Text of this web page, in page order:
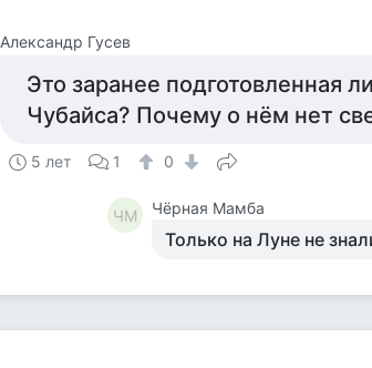
Александр Гусев
Это заранее подготовленная
Чубайса? Почему о нём нет
5 лет 1 0
ЧМ Чёрная Мамба
Только на Луне не